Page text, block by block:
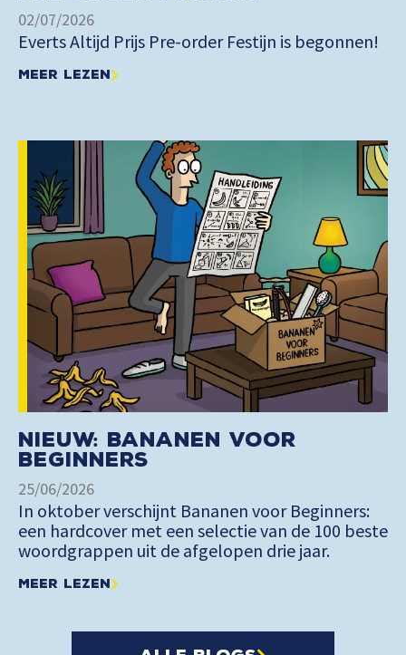
02/07/2026
Everts Altijd Prijs Pre-order Festijn is begonnen!
Meer lezen
Nieuw: Bananen voor
Beginners
25/06/2026
In oktober verschijnt Bananen voor Beginners:
een hardcover met een selectie van de 100 beste
woordgrappen uit de afgelopen drie jaar.
Meer lezen